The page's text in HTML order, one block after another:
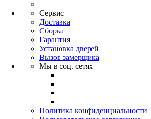
Сервис
Доставка
Сборка
Гарантия
Установка дверей
Вызов замерщика
Мы в соц. сетях
Политика конфиденциальности